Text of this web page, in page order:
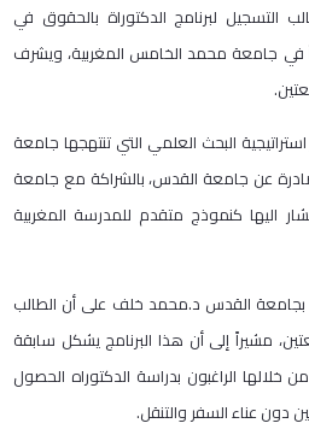
التسجيل لبرنامج الدكتوراة بالحقوق في
جامعة محمد الخامس المغربية، ويشرف
البحث العلمي التي تنتهجها جامعة
عن جامعة القدس، بالشراكة مع جامعة
اليها كنموذج متقدم للمدرسة المغربية
القدس د.محمد خلف على أن الطالب
مشيراً إلى أن هذا البرنامج يشكل سابقة
الراغبون بدراسة الدكتوراه الحصول
عناء السفر والتنقل.